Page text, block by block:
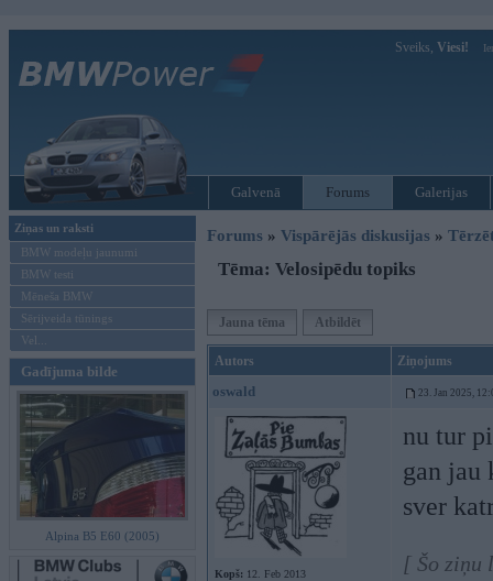
Sveiks, Viesi!
Galvenā Forums Galerijas
Ziņas un raksti
BMW modeļu jaunumi
BMW testi
Mēneša BMW
Sērijveida tūnings
Vel...
Gadījuma bilde
Alpina B5 E60 (2005)
Forums » Vispārējās diskusijas »
Tēma: Velosipēdu topiks
Jauna tēma Atbildēt
Autors Ziņojums
oswald 23. Jan 2025,
Kopš: 12. Feb 2013
nu tur
gan jau
sver
[ Šo ziņu